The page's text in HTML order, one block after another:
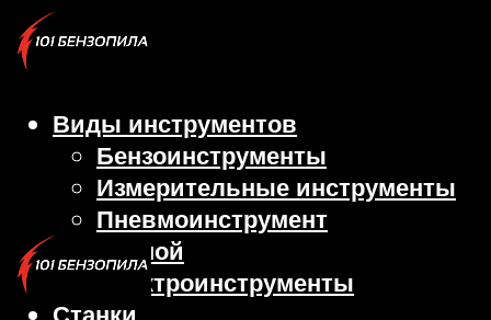
Виды инструментов
Бензоинструменты
Измерительные инструменты
Пневмоинструмент
Ручной
Электроинструменты